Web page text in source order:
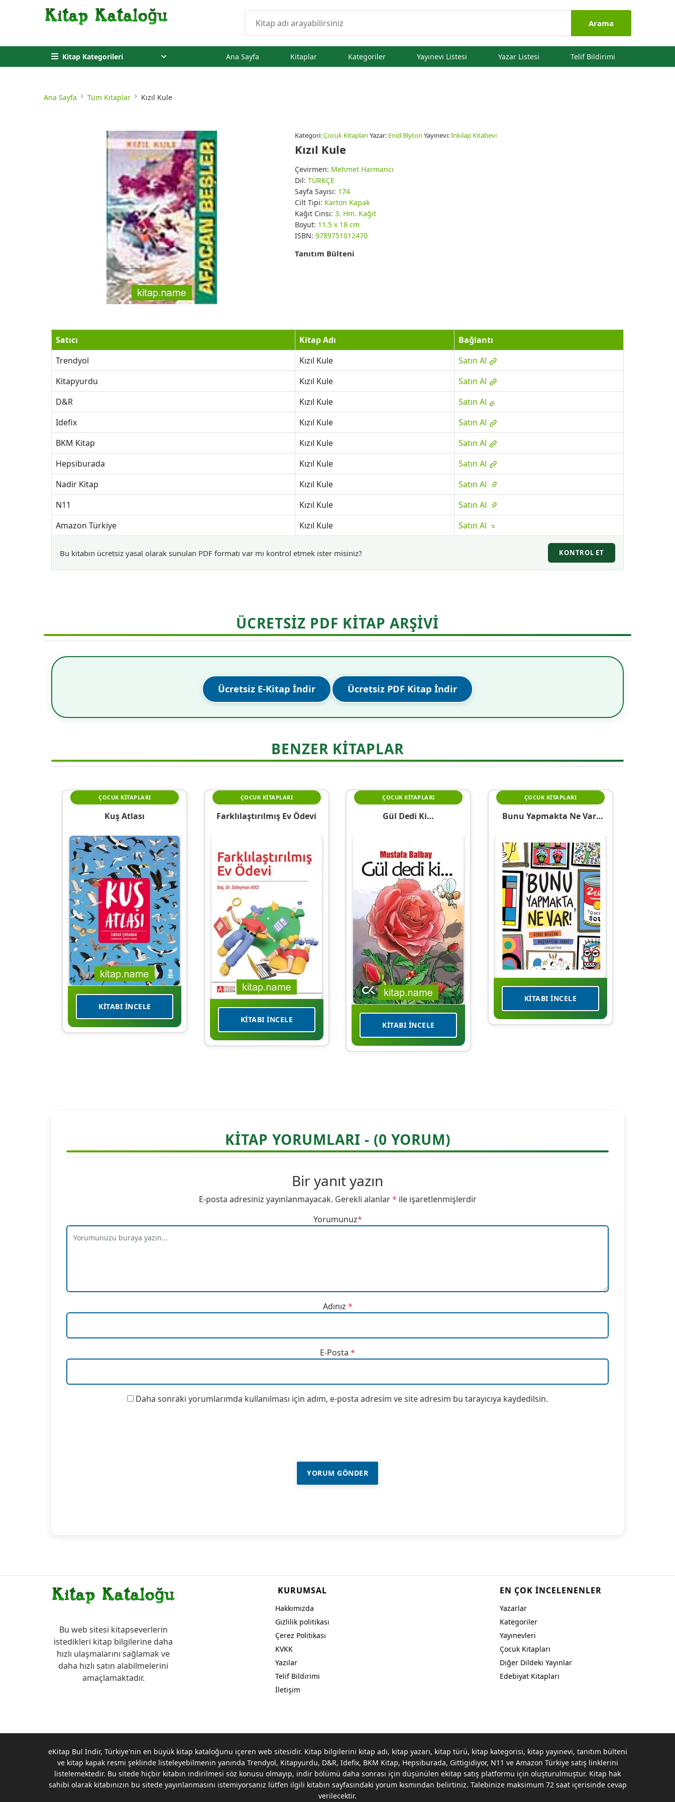
Arama
Kitap Kategorileri Ana Sayfa Kitaplar Kategoriler Yayınevi Listesi Yazar Listesi Telif Bildirimi
Ana Sayfa Tüm Kitaplar Kızıl Kule
Kategori:Çocuk KitaplarıYazar: Enid Blyton Yayınevi:Inkılap Kitabevi
Kızıl Kule
Çevirmen: Mehmet Harmancı
Dil: TÜRKÇE
Sayfa Sayısı: 174
Cilt Tipi: Karton Kapak
Kağıt Cinsi: 3. Hm. Kağıt
Boyut: 11.5 x 18 cm
ISBN: 9789751012470
Tanıtım Bülteni
Satıcı Kitap Adı
Bağlantı
Trendyol
Kızıl Kule
Satın Al
Kitapyurdu
Kızıl Kule
Satın Al
D&R
Kızıl Kule
Satın Al
Idefix
Kızıl Kule
Satın Al
BKM Kitap
Kızıl Kule
Satın Al
Hepsiburada
Kızıl Kule
Satın Al
Nadir Kitap
Kızıl Kule
Satın Al
N11
Kızıl Kule
Satın Al
Amazon Türkiye
Kızıl Kule Satın Al
Bu kitabın ücretsiz yasal olarak sunulan PDF formatı var mı kontrol etmek ister misiniz? KONTROL ET
ÜCRETSİZ PDF KİTAP ARŞİVİ
Ücretsiz E-Kitap İndir Ücretsiz PDF Kitap İndir
BENZER KITAPLAR
ÇOCUK KITAPLARI
Kuş Atlası
KITABI İNCELE
ÇOCUK KITAPLARI
Farklılaştırılmış Ev Ödevi
KITABI İNCELE
ÇOCUK KITAPLARI
Gül Dedi Ki…
KITABI İNCELE
ÇOCUK KITAPLARI
Bunu Yapmakta Ne Var!
KITABI İNCELE
KITAP YORUMLARI - (0 YORUM)
Bir yanıt yazın
E-posta adresiniz yayınlanmayacak. Gerekli alanlar* ile işaretlenmişlerdir
Yorumunuz*
Adınız *
E-Posta *
Daha sonraki yorumlarımda kullanılması için adım, e-posta adresim ve site adresim bu tarayıcıya kaydedilsin.
Bu web sitesi kitapseverlerin
istedikleri kitap bilgilerine daha
hızlı ulaşmalarını sağlamak ve
daha hızlı satın alabilmelerini
amaçlamaktadır.
KURUMSAL
Hakkımızda
Gizlilik politikası
Çerez Politikası
KVKK
Yazılar
Telif Bildirimi
İletişim
EN ÇOK İNCELENENLER
Yazarlar
Kategoriler
Yayınevleri
Çocuk Kitapları
Diğer Dildeki Yayınlar
Edebiyat Kitapları
eKitap Bul İndir, Türkiye'nin en büyük kitap kataloğunu içeren web sitesidir. Kitap bilgilerini kitap adı, kitap yazarı, kitap türü, kitap kategorisi, kitap yayınevi, tanıtım bülteni
ve kitap kapak resmi şeklinde listeleyebilmenin yanında Trendyol, Kitapyurdu, D&R, Idefix, BKM Kitap, Hepsiburada, Gittigidiyor, N11 ve Amazon Türkiye satış linklerini
listelemektedir. Bu sitede hiçbir kitabın indirilmesi söz konusu olmayıp, indir bölümü daha sonrası için düşünülen ekitap satış platformu için oluşturulmuştur. Kitap hak
sahibi olarak kitabınızın bu sitede yayınlanmasını istemiyorsanız lütfen ilgili kitabın sayfasındaki yorum kısmından belirtiniz. Talebinize maksimum 72 saat içerisinde cevap
verilecektir.